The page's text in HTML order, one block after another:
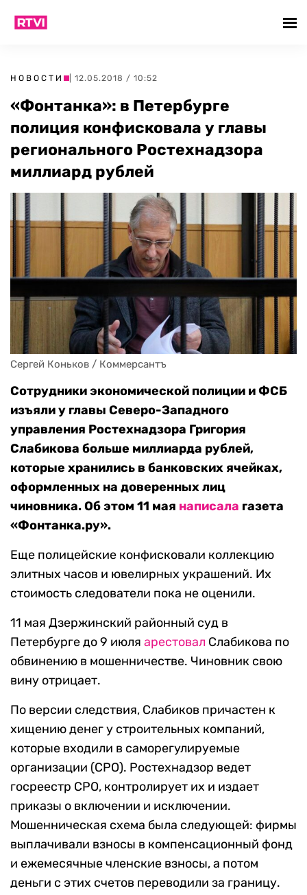
НОВОСТИ | 12.05.2018 / 10:52
«Фонтанка»: в Петербурге
полиция конфисковала у главы
регионального Ростехнадзора
миллиард рублей
Сергей Коньков / Коммерсантъ
Сотрудники экономической полиции и ФСБ
изъяли у главы Северо-Западного
управления Ростехнадзора Григория
Слабикова больше миллиарда рублей,
которые хранились в банковских ячейках,
оформленных на доверенных лиц
чиновника. Об этом 11 мая написала газета
«Фонтанка.ру».
Еще полицейские конфисковали коллекцию
элитных часов и ювелирных украшений. Их
стоимость следователи пока не оценили.
11 мая Дзержинский районный суд в
Петербурге до 9 июля арестовал Слабикова по
обвинению в мошенничестве. Чиновник свою
вину отрицает.
По версии следствия, Слабиков причастен к
хищению денег у строительных компаний,
которые входили в саморегулируемые
организации (СРО). Ростехнадзор ведет
госреестр СРО, контролирует их и издает
приказы о включении и исключении.
Мошенническая схема была следующей: фирмы
выплачивали взносы в компенсационный фонд
и ежемесячные членские взносы, а потом
деньги с этих счетов переводили за границу.